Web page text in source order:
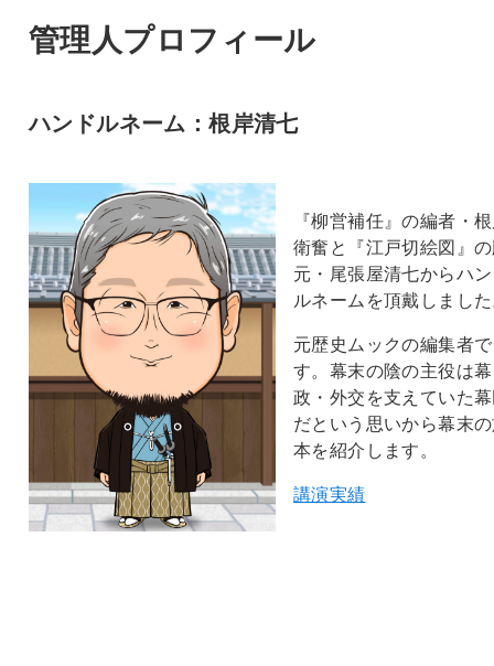
管理人プロフィール
ハンドルネーム：根岸清七
『柳営補任』の編者・
衛奮と『江戸切絵図』
元・尾張屋清七からハ
ルネームを頂戴しまし
元歴史ムックの編集者で
す。幕末の陰の主役は幕
政・外交を支えていた
だという思いから幕末
本を紹介します。
講演実績